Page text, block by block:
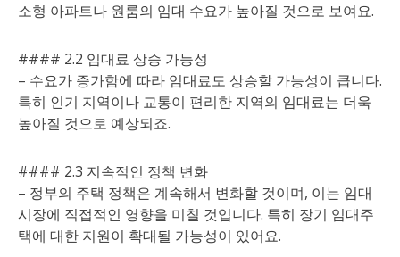
소형 아파트나 원룸의 임대 수요가 높아질 것으로 보여요.
#### 2.2 임대료 상승 가능성
– 수요가 증가함에 따라 임대료도 상승할 가능성이 큽니다.
특히 인기 지역이나 교통이 편리한 지역의 임대료는 더욱
높아질 것으로 예상되죠.
#### 2.3 지속적인 정책 변화
– 정부의 주택 정책은 계속해서 변화할 것이며, 이는 임대
시장에 직접적인 영향을 미칠 것입니다. 특히 장기 임대주
택에 대한 지원이 확대될 가능성이 있어요.